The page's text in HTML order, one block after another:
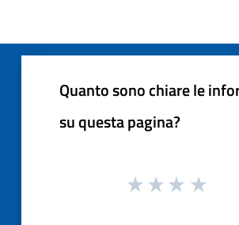
Quanto sono chiare le
su questa pagina?